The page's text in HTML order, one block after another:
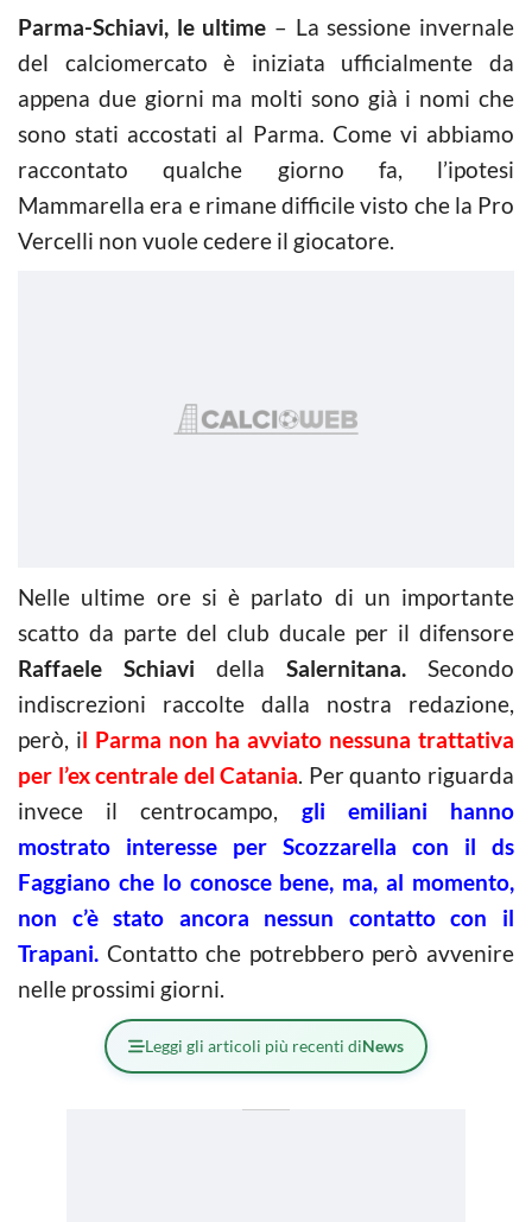
Parma-Schiavi, le ultime – La sessione invernale
del calciomercato è iniziata ufficialmente da
appena due giorni ma molti sono già i nomi che
sono stati accostati al Parma. Come vi abbiamo
raccontato qualche giorno fa, l’ipotesi
Mammarella era e rimane difficile visto che la Pro
Vercelli non vuole cedere il giocatore.
Nelle ultime ore si è parlato di un importante
scatto da parte del club ducale per il difensore
Raffaele Schiavi della Salernitana. Secondo
indiscrezioni raccolte dalla nostra redazione,
però, il Parma non ha avviato nessuna trattativa
per l’ex centrale del Catania. Per quanto riguarda
invece il centrocampo, gli emiliani hanno
mostrato interesse per Scozzarella con il ds
Faggiano che lo conosce bene, ma, al momento,
non c’è stato ancora nessun contatto con il
Trapani. Contatto che potrebbero però avvenire
nelle prossimi giorni.
Leggi gli articoli più recenti diNews